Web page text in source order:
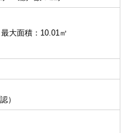
大面積：10.01㎡
）